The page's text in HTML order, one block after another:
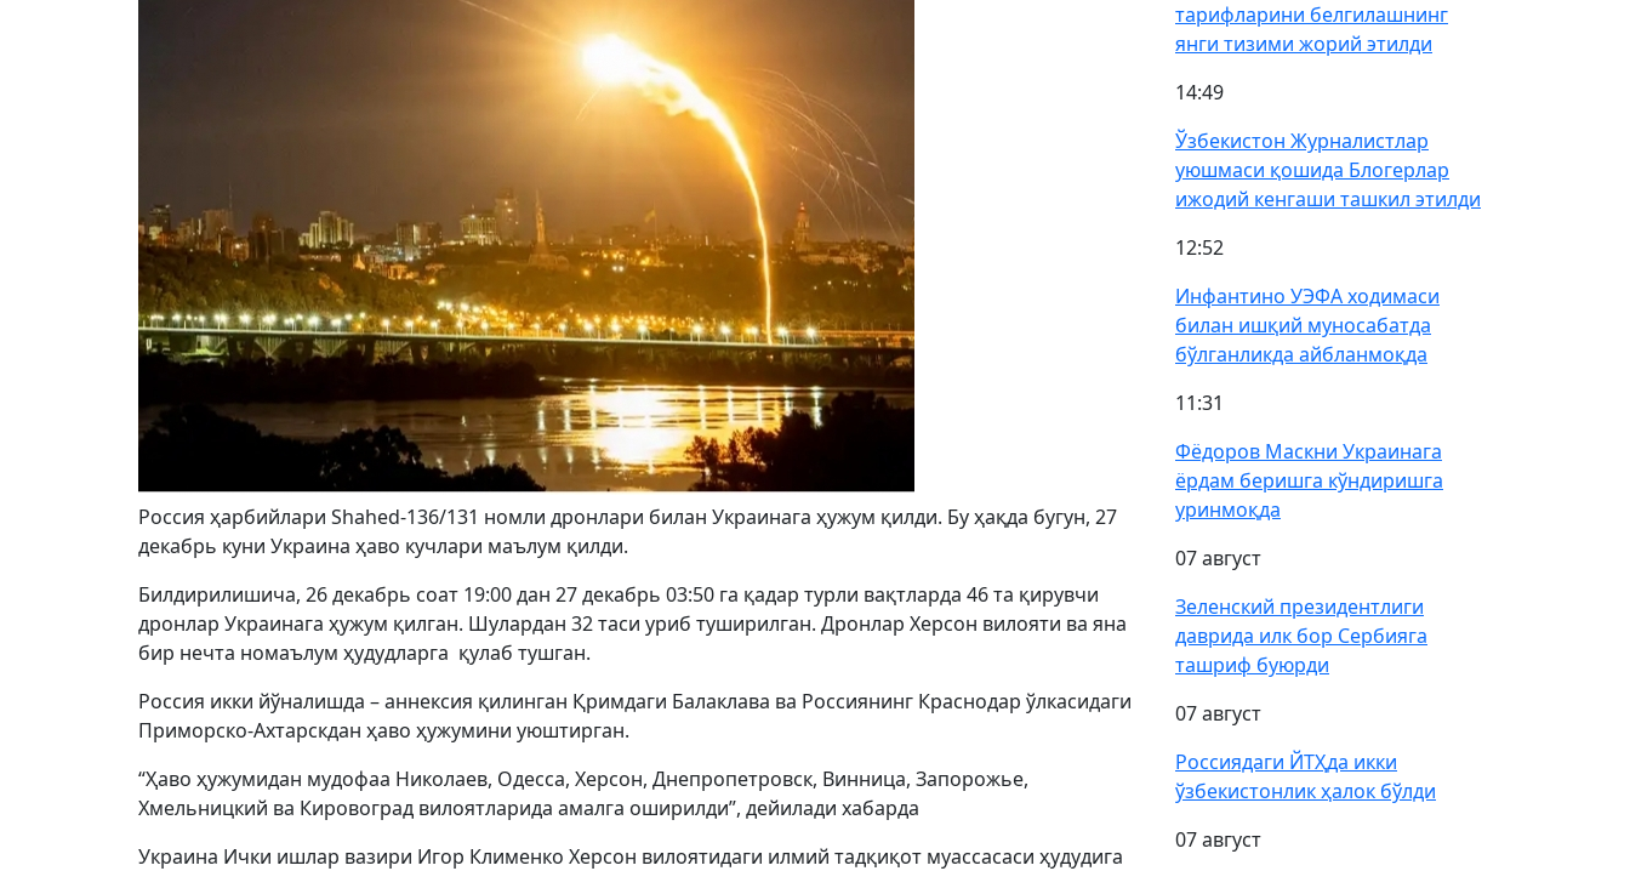
Россия ҳарбийлари Shahed-136/131 номли дронлари билан Украинага ҳужум қилди. Бу ҳақда бугун, 27
декабрь куни Украина ҳаво кучлари маълум қилди.
Билдирилишича, 26 декабрь соат 19:00 дан 27 декабрь 03:50 га қадар турли вақтларда 46 та қирувчи
дронлар Украинага ҳужум қилган. Шулардан 32 таси уриб туширилган. Дронлар Херсон вилояти ва яна
бир нечта номаълум ҳудудларга қулаб тушган.
Россия икки йўналишда – аннексия қилинган Қримдаги Балаклава ва Россиянинг Краснодар ўлкасидаги
Приморско-Ахтарскдан ҳаво ҳужумини уюштирган.
“Ҳаво ҳужумидан мудофаа Николаев, Одесса, Херсон, Днепропетровск, Винница, Запорожье,
Хмельницкий ва Кировоград вилоятларида амалга оширилди”, дейилади хабарда
Украина Ички ишлар вазири Игор Клименко Херсон вилоятидаги илмий тадқиқот муассасаси ҳудудига
тарифларини белгилашнинг
янги тизими жорий этилди
14:49
Ўзбекистон Журналистлар
уюшмаси қошида Блогерлар
ижодий кенгаши ташкил этилди
12:52
Инфантино УЭФА ходимаси
билан ишқий муносабатда
бўлганликда айбланмоқда
11:31
Фёдоров Маскни Украинага
ёрдам беришга кўндиришга
уринмоқда
07 август
Зеленский президентлиги
даврида илк бор Сербияга
ташриф буюрди
07 август
Россиядаги ЙТҲда икки
ўзбекистонлик ҳалок бўлди
07 август